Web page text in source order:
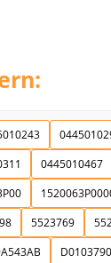
0445010467
5523769